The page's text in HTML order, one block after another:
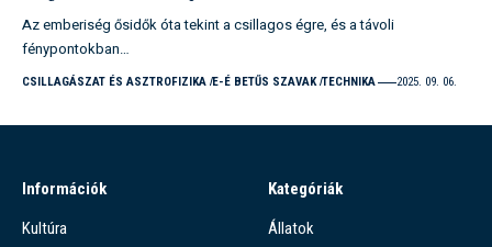
Az emberiség ősidők óta tekint a csillagos égre, és a távoli
fénypontokban…
CSILLAGÁSZAT ÉS ASZTROFIZIKA E-É BETŰS SZAVAK TECHNIKA 2025. 09. 06.
Információk
Kultúra
Kategóriák
Állatok